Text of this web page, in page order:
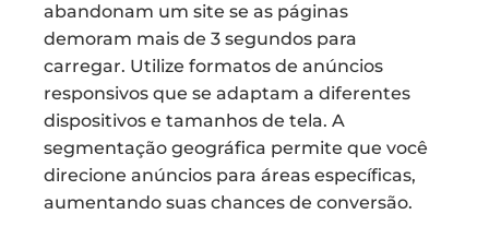
abandonam um site se as páginas
demoram mais de 3 segundos para
carregar. Utilize formatos de anúncios
responsivos que se adaptam a diferentes
dispositivos e tamanhos de tela. A
segmentação geográfica permite que você
direcione anúncios para áreas específicas,
aumentando suas chances de conversão.